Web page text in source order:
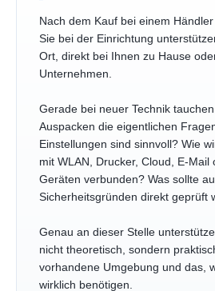
Nach dem Kauf bei einem
Sie bei der Einrichtung
Ort, direkt bei Ihnen zu Hause
Unternehmen.
Gerade bei neuer Technik
Auspacken die eigentlichen
Einstellungen sind sinnvoll? Wie
mit WLAN, Drucker, Cloud, E-Mail
Geräten verbunden? Was sollte
Sicherheitsgründen direkt geprüft
Genau an dieser Stelle
nicht theoretisch, sondern
vorhandene Umgebung und das,
wirklich benötigen.